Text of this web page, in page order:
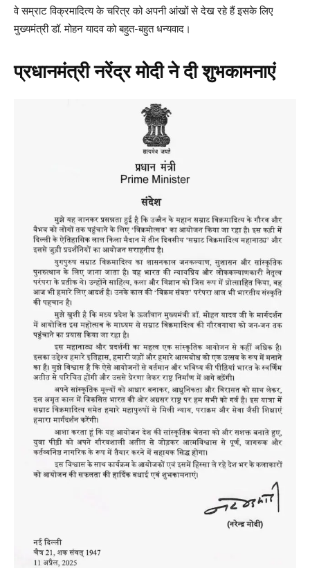
वे सम्राट विक्रमादित्य के चरित्र को अपनी आंखों से देख रहे हैं इसके लिए
मुख्यमंत्री डॉ. मोहन यादव को बहुत-बहुत धन्यवाद।
प्रधानमंत्री नरेंद्र मोदी ने दी शुभकामनाएं